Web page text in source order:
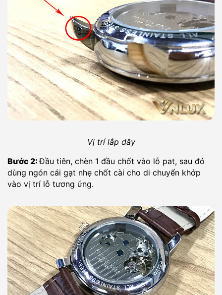
Vị trí lắp dây
Bước 2:Đầu tiên, chèn 1 đầu chốt vào lỗ pat, sau đó
dùng ngón cái gạt nhẹ chốt cài cho di chuyển khớp
vào vị trí lỗ tương ứng.